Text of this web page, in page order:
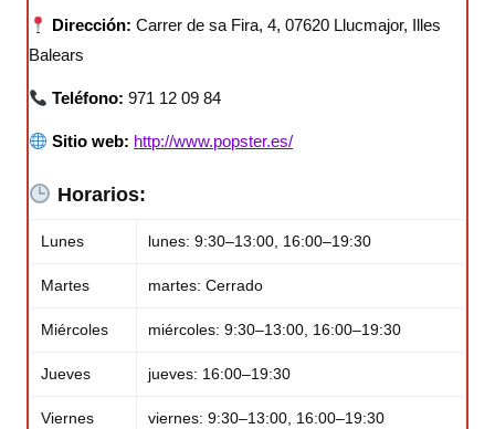
Dirección: Carrer de sa Fira, 4, 07620 Llucmajor, Illes
Balears
Teléfono: 971 12 09 84
Sitio web: http://www.popster.es/
Horarios:
Lunes lunes: 9:30–13:00, 16:00–19:30
Martes martes: Cerrado
Miércoles miércoles: 9:30–13:00, 16:00–19:30
Jueves jueves: 16:00–19:30
Viernes viernes: 9:30–13:00, 16:00–19:30